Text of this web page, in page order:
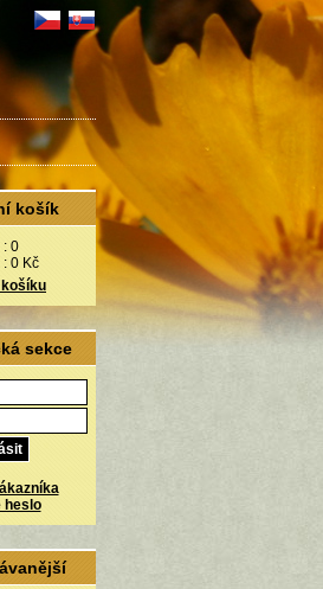
košík
: 0
: 0 Kč
sekce
heslo